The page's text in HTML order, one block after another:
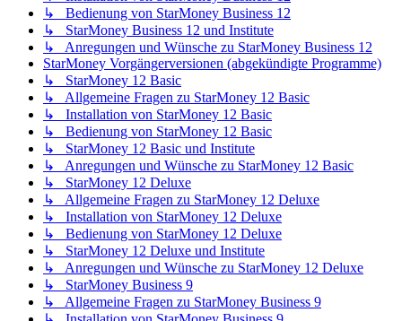
↳ Bedienung von StarMoney Business 12
↳ StarMoney Business 12 und Institute
↳ Anregungen und Wünsche zu StarMoney Business 12
StarMoney Vorgängerversionen (abgekündigte Programme)
↳ StarMoney 12 Basic
↳ Allgemeine Fragen zu StarMoney 12 Basic
↳ Installation von StarMoney 12 Basic
↳ Bedienung von StarMoney 12 Basic
↳ StarMoney 12 Basic und Institute
↳ Anregungen und Wünsche zu StarMoney 12 Basic
↳ StarMoney 12 Deluxe
↳ Allgemeine Fragen zu StarMoney 12 Deluxe
↳ Installation von StarMoney 12 Deluxe
↳ Bedienung von StarMoney 12 Deluxe
↳ StarMoney 12 Deluxe und Institute
↳ Anregungen und Wünsche zu StarMoney 12 Deluxe
↳ StarMoney Business 9
↳ Allgemeine Fragen zu StarMoney Business 9